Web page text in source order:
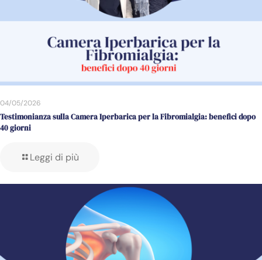
04/05/2026
Testimonianza sulla Camera Iperbarica per la Fibromialgia: benefici dopo
40 giorni
Leggi di più